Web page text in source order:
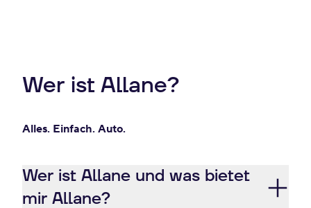
Wer ist Allane?
Alles. Einfach. Auto.
Wer ist Allane und was bietet
mir Allane?